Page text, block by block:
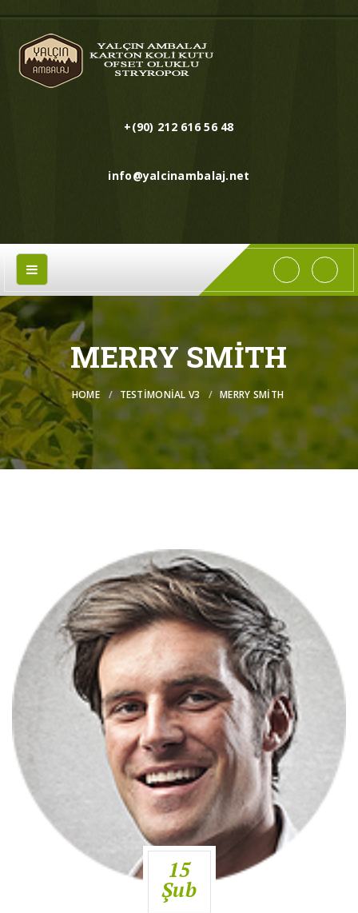
+(90) 212 616 56 48
info@yalcinambalaj.net
MERRY SMITH
HOME TESTIMONIAL V3 MERRY SMITH
15
Şub